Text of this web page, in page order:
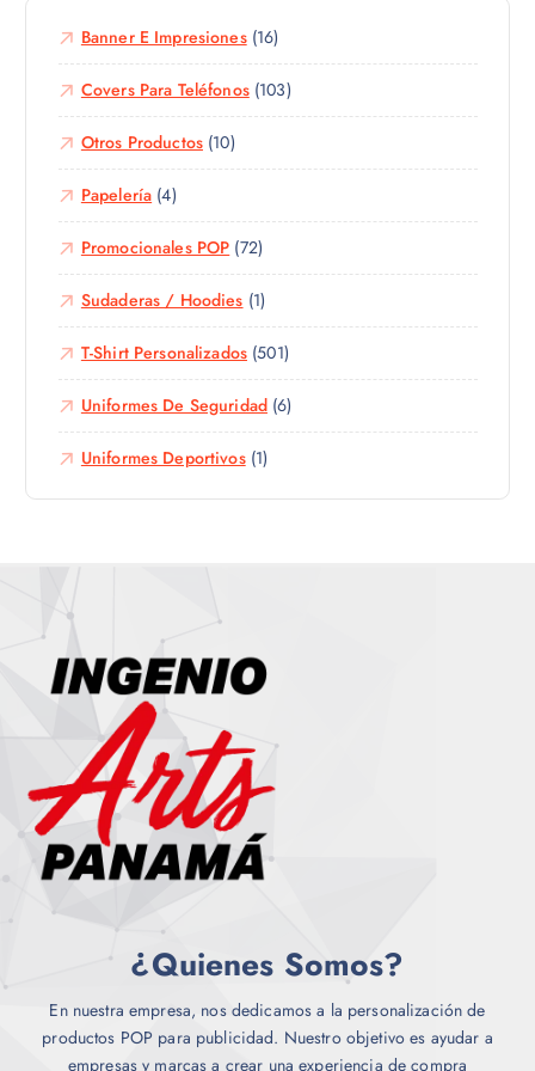
a
n
t
a
o
c
i
o
n
e
s
n
g
a
á
g
Banner E Impresiones(16)
Covers Para Teléfonos(103)
Otros Productos(10)
Papelería (4)
Promocionales POP (72)
Sudaderas / Hoodies (1)
T-Shirt Personalizados(501)
Uniformes De Seguridad(6)
Uniformes Deportivos(1)
¿Quienes Somos?
En nuestra empresa, nos dedicamos a la personalización de
productos POP para publicidad. Nuestro objetivo es ayudar a
empresas y marcas a crear una experiencia de compra